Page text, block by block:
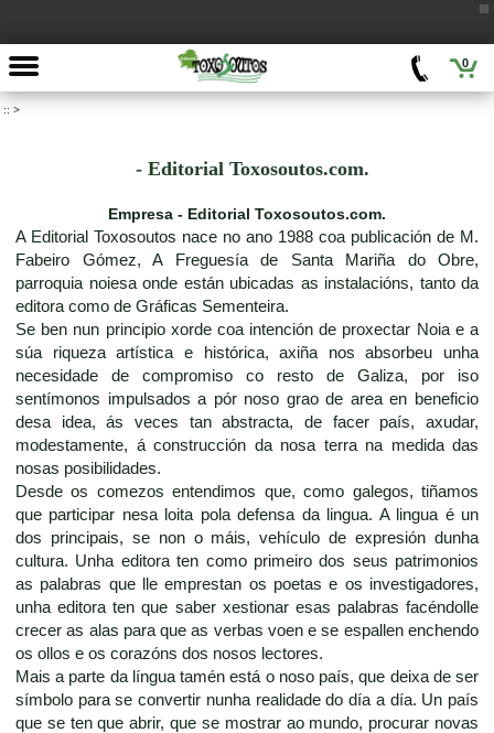
0
:: >
- Editorial Toxosoutos.com.
Empresa - Editorial Toxosoutos.com.
A Editorial Toxosoutos nace no ano 1988 coa publicación de M.
Fabeiro Gómez, A Freguesía de Santa Mariña do Obre,
parroquia noiesa onde están ubicadas as instalacións, tanto da
editora como de Gráficas Sementeira.
Se ben nun principio xorde coa intención de proxectar Noia e a
súa riqueza artística e histórica, axiña nos absorbeu unha
necesidade de compromiso co resto de Galiza, por iso
sentímonos impulsados a pór noso grao de area en beneficio
desa idea, ás veces tan abstracta, de facer país, axudar,
modestamente, á construcción da nosa terra na medida das
nosas posibilidades.
Desde os comezos entendimos que, como galegos, tiñamos
que participar nesa loita pola defensa da lingua. A lingua é un
dos principais, se non o máis, vehículo de expresión dunha
cultura. Unha editora ten como primeiro dos seus patrimonios
as palabras que lle emprestan os poetas e os investigadores,
unha editora ten que saber xestionar esas palabras facéndolle
crecer as alas para que as verbas voen e se espallen enchendo
os ollos e os corazóns dos nosos lectores.
Mais a parte da língua tamén está o noso país, que deixa de ser
símbolo para se convertir nunha realidade do día a día. Un país
que se ten que abrir, que se mostrar ao mundo, procurar novas